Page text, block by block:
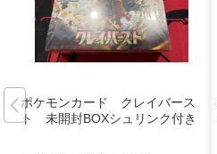
ポケモンカード クレイバース
ト 未開封BOXシュリンク付き